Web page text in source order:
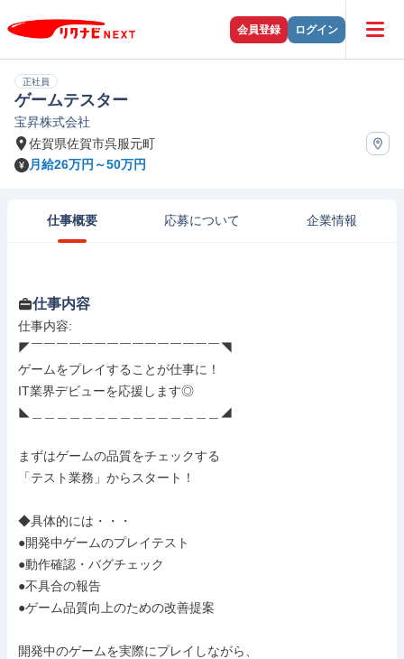
会員登録 ログイン
正社員
ゲームテスター
宝昇株式会社
佐賀県佐賀市呉服元町
月給26万円～50万円
仕事概要 応募について 企業情報
仕事内容
仕事内容:
◤￣￣￣￣￣￣￣￣￣￣￣￣￣￣￣◥
ゲームをプレイすることが仕事に！
IT業界デビューを応援します◎
◣＿＿＿＿＿＿＿＿＿＿＿＿＿＿＿◢
まずはゲームの品質をチェックする
「テスト業務」からスタート！
◆具体的には・・・
●開発中ゲームのプレイテスト
●動作確認・バグチェック
●不具合の報告
●ゲーム品質向上のための改善提案
開発中のゲームを実際にプレイしながら、